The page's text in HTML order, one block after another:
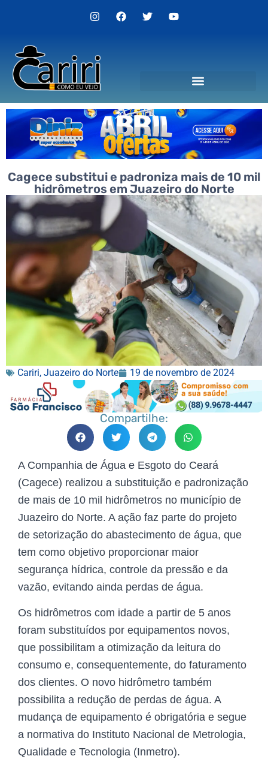
Cagece substitui e padroniza mais de 10 mil
hidrômetros em Juazeiro do Norte
Cariri, Juazeiro do Norte 19 de novembro de 2024
Compartilhe:
A Companhia de Água e Esgoto do Ceará
(Cagece) realizou a substituição e padronização
de mais de 10 mil hidrômetros no município de
Juazeiro do Norte. A ação faz parte do projeto
de setorização do abastecimento de água, que
tem como objetivo proporcionar maior
segurança hídrica, controle da pressão e da
vazão, evitando ainda perdas de água.
Os hidrômetros com idade a partir de 5 anos
foram substituídos por equipamentos novos,
que possibilitam a otimização da leitura do
consumo e, consequentemente, do faturamento
dos clientes. O novo hidrômetro também
possibilita a redução de perdas de água. A
mudança de equipamento é obrigatória e segue
a normativa do Instituto Nacional de Metrologia,
Qualidade e Tecnologia (Inmetro).